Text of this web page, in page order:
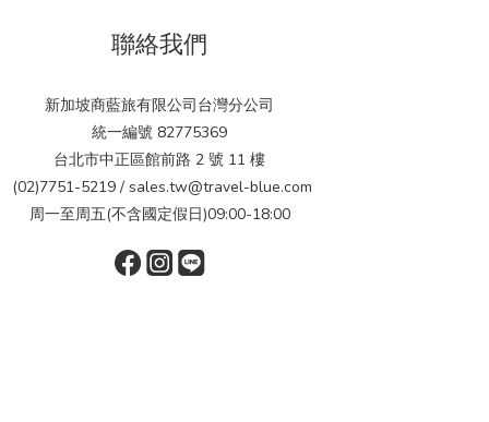
聯絡我們
新加坡商藍旅有限公司台灣分公司
統一編號 82775369
台北市中正區館前路 2 號 11 樓
(02)7751-5219 / sales.tw@travel-blue.com
周一至周五(不含國定假日)09:00-18:00